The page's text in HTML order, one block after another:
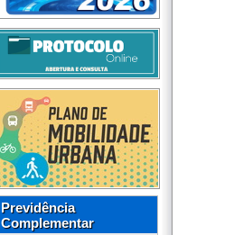
Previdência
Complementar